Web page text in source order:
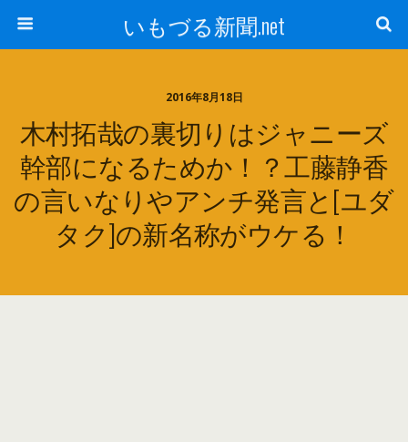
いもづる新聞.net
2016年8月18日
木村拓哉の裏切りはジャニーズ
幹部になるためか！？工藤静香
の言いなりやアンチ発言と[ユダ
タク]の新名称がウケる！